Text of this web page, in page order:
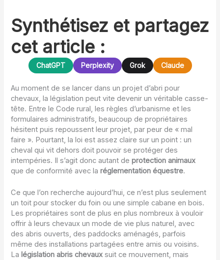
Synthétisez et partagez
cet article :
ChatGPT Perplexity Grok Claude
Au moment de se lancer dans un projet d’abri pour
chevaux, la législation peut vite devenir un véritable casse-
tête. Entre le Code rural, les règles d’urbanisme et les
formulaires administratifs, beaucoup de propriétaires
hésitent puis repoussent leur projet, par peur de « mal
faire ». Pourtant, la loi est assez claire sur un point : un
cheval qui vit dehors doit pouvoir se protéger des
intempéries. Il s’agit donc autant deprotection animaux
que de conformité avec laréglementation équestre.
Ce que l’on recherche aujourd’hui, ce n’est plus seulement
un toit pour stocker du foin ou une simple cabane en bois.
Les propriétaires sont de plus en plus nombreux à vouloir
offrir à leurs chevaux un mode de vie plus naturel, avec
des abris ouverts, des paddocks aménagés, parfois
même des installations partagées entre amis ou voisins.
La législation abris chevaux suit ce mouvement, mais